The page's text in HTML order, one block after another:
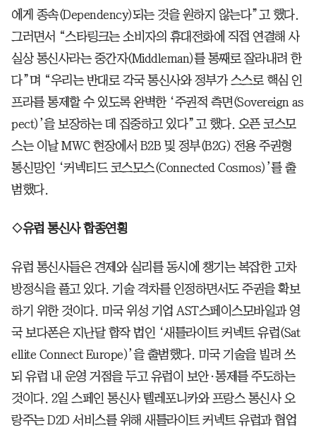
에게 종속(Dependency)되는 것을 원하지 않는다”고 했다.
그러면서 “스타링크는 소비자의 휴대전화에 직접 연결해 사
실상 통신사라는 중간자(Middleman)를 통째로 잘라내려 한
다”며 “우리는 반대로 각국 통신사와 정부가 스스로 핵심 인
프라를 통제할 수 있도록 완벽한 ‘주권적 측면(Sovereign as
pect)’을 보장하는 데 집중하고 있다”고 했다. 오픈 코스모
스는 이날 MWC 현장에서 B2B 및 정부(B2G) 전용 주권형
통신망인 ‘커넥티드 코스모스(Connected Cosmos)’를 출
범했다.
◇유럽 통신사 합종연횡
유럽 통신사들은 견제와 실리를 동시에 챙기는 복잡한 고차
방정식을 풀고 있다. 기술 격차를 인정하면서도 주권을 확보
하기 위한 것이다. 미국 위성 기업 AST스페이스모바일과 영
국 보다폰은 지난달 합작 법인 ‘새틀라이트 커넥트 유럽(Sat
ellite Connect Europe)’을 출범했다. 미국 기술을 빌려 쓰
되 유럽 내 운영 거점을 두고 유럽이 보안·통제를 주도하는
것이다. 2일 스페인 통신사 텔레포니카와 프랑스 통신사 오
랑주는 D2D 서비스를 위해 새틀라이트 커넥트 유럽과 협업